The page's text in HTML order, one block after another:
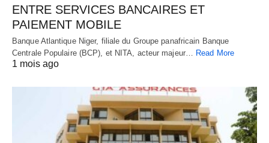
ENTRE SERVICES BANCAIRES ET
PAIEMENT MOBILE
Banque Atlantique Niger, filiale du Groupe panafricain Banque
Centrale Populaire (BCP), et NITA, acteur majeur…
Read More
1 mois ago